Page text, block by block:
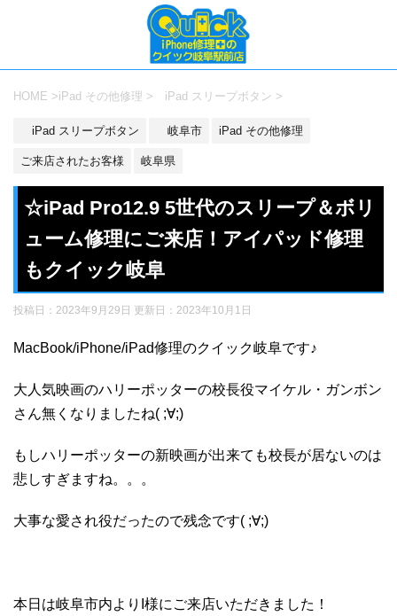
HOME >iPad その他修理 > iPad スリープボタン >
iPad スリープボタン 岐阜市 iPad その他修理
ご来店されたお客様 岐阜県
☆iPad Pro12.9 5世代のスリープ＆ボリ
ューム修理にご来店！アイパッド修理
もクイック岐阜
投稿日：2023年9月29日 更新日： 2023年10月1日
MacBook/iPhone/iPad修理のクイック岐阜です♪
大人気映画のハリーポッターの校長役マイケル・ガンボン
さん無くなりましたね( ;∀;)
もしハリーポッターの新映画が出来ても校長が居ないのは
悲しすぎますね。。。
大事な愛され役だったので残念です( ;∀;)
本日は岐阜市内よりI様にご来店いただきました！